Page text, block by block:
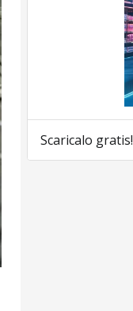
Scaricalo gratis!